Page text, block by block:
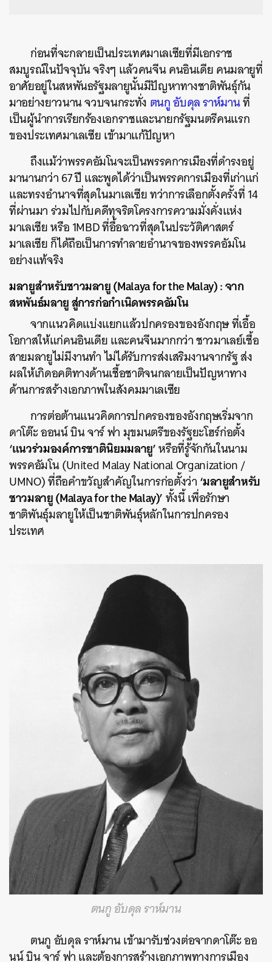
ก่อนที่จะกลายเป็นประเทศมาเลเซียที่มีเอกราช
สมบูรณ์ในปัจจุบัน จริงๆ แล้วคนจีน คนอินเดีย คนมลายูที่
อาศัยอยู่ในสหพันธรัฐมลายูนั้นมีปัญหาทางชาติพันธุ์กัน
มาอย่างยาวนาน จวบจนกระทั่ง ตนกู อับดุล ราห์มานที่
เป็นผู้นำการเรียกร้องเอกราชและนายกรัฐมนตรีคนแรก
ของประเทศมาเลเซีย เข้ามาแก้ปัญหา
ถึงแม้ว่าพรรคอัมโนจะเป็นพรรคการเมืองที่ดำรงอยู่
มานานกว่า 67 ปี และพูดได้ว่าเป็นพรรคการเมืองที่เก่าแก่
และทรงอำนาจที่สุดในมาเลเซีย ทว่าการเลือกตั้งครั้งที่ 14
ที่ผ่านมา ร่วมไปกับคดีทุจริตโครงการความมั่งคั่งแห่ง
มาเลเซีย หรือ 1MBD ที่อื้อฉาวที่สุดในประวัติศาสตร์
มาเลเซีย ก็ได้ถือเป็นการทำลายอำนาจของพรรคอัมโน
อย่างแท้จริง
มลายูสำหรับชาวมลายู (Malaya for the Malay) : จาก
สหพันธ์มลายู สู่การก่อกำเนิดพรรคอัมโน
จากแนวคิดแบ่งแยกแล้วปกครองของอังกฤษ ที่เอื้อ
โอกาสให้แก่คนอินเดีย และคนจีนมากกว่า ชาวมาเลย์เชื้อ
สายมลายูไม่มีงานทำ ไม่ได้รับการส่งเสริมงานจากรัฐ ส่ง
ผลให้เกิดอคติทางด้านเชื้อชาติจนกลายเป็นปัญหาทาง
ด้านการสร้างเอกภาพในสังคมมาเลเซีย
การต่อต้านแนวคิดการปกครองของอังกฤษเริ่มจาก
ดาโต๊ะ ออนน์ บิน จาร์ ฟา มุขมนตรีของรัฐยะโฮร์ก่อตั้ง
‘แนวร่วมองค์การชาตินิยมมลายู’หรือที่รู้จักกันในนาม
พรรคอัมโน (United Malay National Organization /
UMNO) ที่ถือคำขวัญสำคัญในการก่อตั้งว่า‘มลายูสำหรับ
ชาวมลายู (Malaya for the Malay)’ทั้งนี้ เพื่อรักษา
ชาติพันธุ์มลายูให้เป็นชาติพันธุ์หลักในการปกครอง
ประเทศ
ตนกู อับดุล ราห์มาน
ตนกู อับดุล ราห์มาน เข้ามารับช่วงต่อจากดาโต๊ะ ออ
นน์ บิน จาร์ ฟา และต้องการสร้างเอกภาพทางการเมือง